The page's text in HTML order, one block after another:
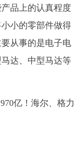
品上的认真程度
小的零部件做得
从事的是电子电
达、中型马达等